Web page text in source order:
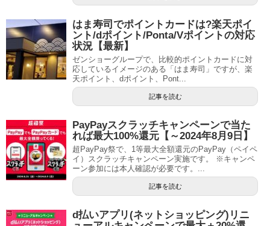
はま寿司でポイントカードは?楽天ポイ
ント/dポイント/Ponta/Vポイントの対応
状況【最新】
ゼンショーグループで、比較的ポイントカードに対
応しているイメージのある「はま寿司」ですが、楽
天ポイント、dポイント、Pont...
記事を読む
PayPayスクラッチキャンペーンで当た
れば最大100%還元【～2024年8月9日】
超PayPay祭で、1等最大全額還元のPayPay（ペイペ
イ）スクラッチキャンペーン実施です。 ※キャンペ
ーン参加には本人確認が必要です。...
記事を読む
d払いアプリ(ネットショッピング)リニ